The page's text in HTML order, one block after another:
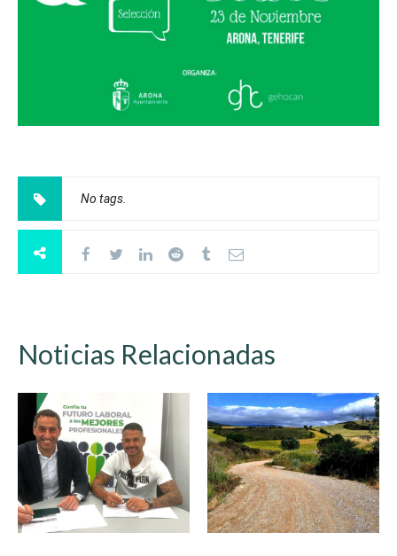
No tags.
Noticias Relacionadas